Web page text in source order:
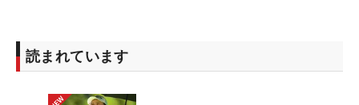
ったのが、そのきっかけだ。
「（結果速報を追うのは）いい息抜きになってま
読まれています